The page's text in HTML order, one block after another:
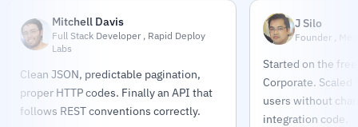
Mitchell Davis
Full Stack Developer , Rapid Deploy
Labs
Clean JSON, predictable pagination,
proper HTTP codes. Finally an API that
follows REST conventions correctly.
J Silo
Founder ,
Started on the
Corporate. Scaled
users without
integration code.